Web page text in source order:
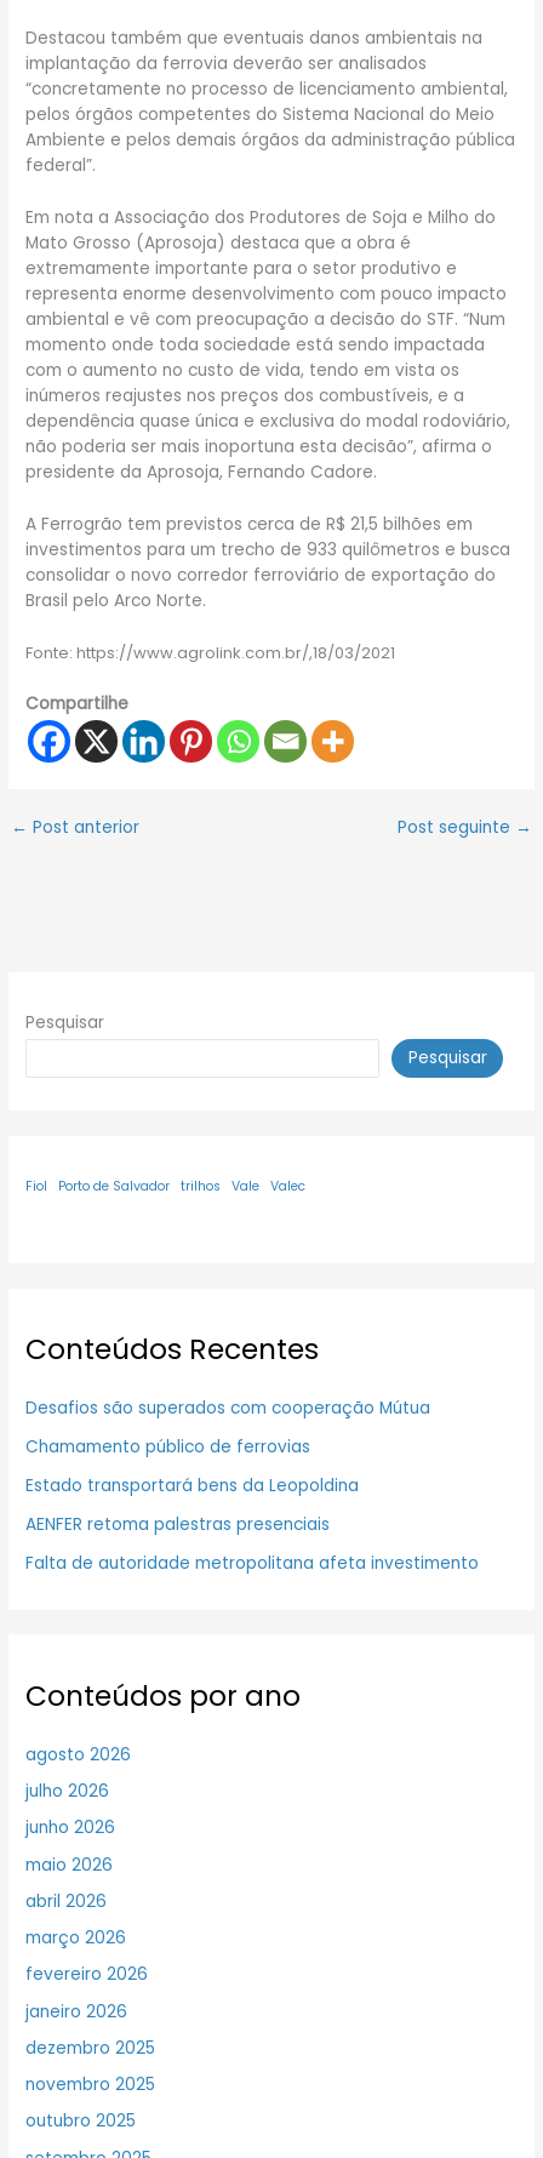
Destacou também que eventuais danos ambientais na
implantação da ferrovia deverão ser analisados
“concretamente no processo de licenciamento ambiental,
pelos órgãos competentes do Sistema Nacional do Meio
Ambiente e pelos demais órgãos da administração pública
federal”.
Em nota a Associação dos Produtores de Soja e Milho do
Mato Grosso (Aprosoja) destaca que a obra é
extremamente importante para o setor produtivo e
representa enorme desenvolvimento com pouco impacto
ambiental e vê com preocupação a decisão do STF. “Num
momento onde toda sociedade está sendo impactada
com o aumento no custo de vida, tendo em vista os
inúmeros reajustes nos preços dos combustíveis, e a
dependência quase única e exclusiva do modal rodoviário,
não poderia ser mais inoportuna esta decisão”, afirma o
presidente da Aprosoja, Fernando Cadore.
A Ferrogrão tem previstos cerca de R$ 21,5 bilhões em
investimentos para um trecho de 933 quilômetros e busca
consolidar o novo corredor ferroviário de exportação do
Brasil pelo Arco Norte.
Fonte: https://www.agrolink.com.br/,18/03/2021
Compartilhe
← Post anterior Post seguinte →
Pesquisar
Pesquisar
Fiol Porto de Salvador trilhos Vale Valec
Conteúdos Recentes
Desafios são superados com cooperação Mútua
Chamamento público de ferrovias
Estado transportará bens da Leopoldina
AENFER retoma palestras presenciais
Falta de autoridade metropolitana afeta investimento
Conteúdos por ano
agosto 2026
julho 2026
junho 2026
maio 2026
abril 2026
março 2026
fevereiro 2026
janeiro 2026
dezembro 2025
novembro 2025
outubro 2025